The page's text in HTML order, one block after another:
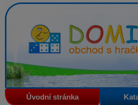
Domino - obchod s hračkami
Úvodní stránka